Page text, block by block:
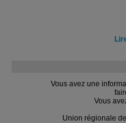
Vous avez une
Vous
Union régionale